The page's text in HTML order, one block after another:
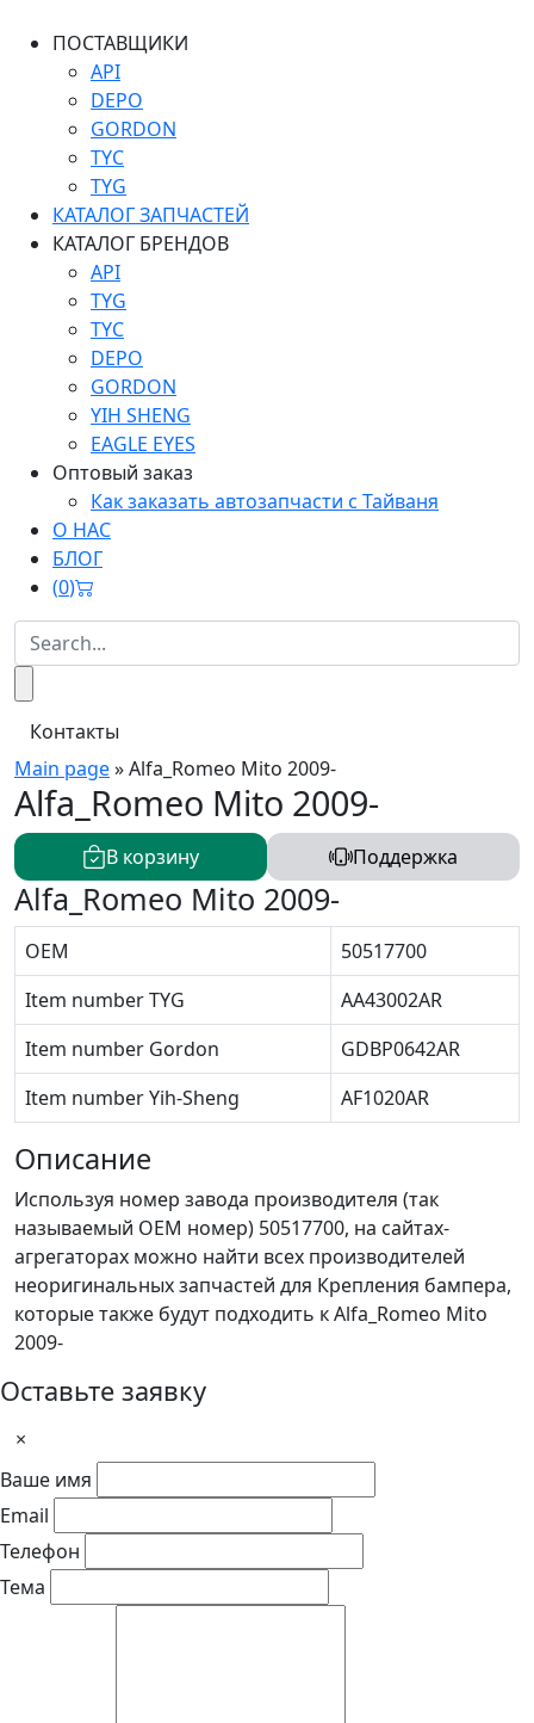
ПОСТАВЩИКИ
API
DEPO
GORDON
TYC
TYG
КАТАЛОГ ЗАПЧАСТЕЙ
КАТАЛОГ БРЕНДОВ
API
TYG
TYC
DEPO
GORDON
YIH SHENG
EAGLE EYES
Оптовый заказ
Как заказать автозапчасти с Тайваня
О НАС
БЛОГ
(0)
Контакты
Main page»Alfa_Romeo Mito 2009-
Alfa_Romeo Mito 2009-
В корзину Поддержка
Alfa_Romeo Mito 2009-
OEM
50517700
Item number TYG
AA43002AR
Item number Gordon
GDBP0642AR
Item number Yih-Sheng
AF1020AR
Описание
Используя номер завода производителя (так
называемый ОЕМ номер) 50517700, на сайтах-
агрегаторах можно найти всех производителей
неоригинальных запчастей для Крепления бампера,
которые также будут подходить к Alfa_Romeo Mito
2009-
Оставьте заявку
×
Ваше имя
Email
Телефон
Тема